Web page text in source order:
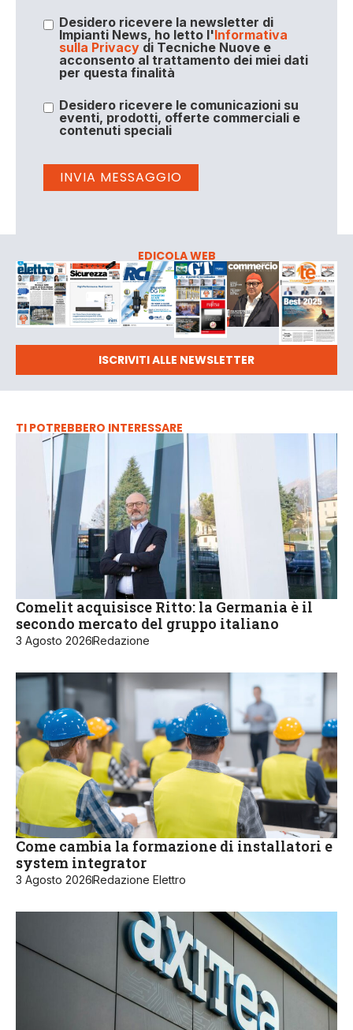
Desidero ricevere la newsletter di
Impianti News, ho letto l'Informativa
sulla Privacydi Tecniche Nuove e
acconsento al trattamento dei miei dati
per questa finalità
Desidero ricevere le comunicazioni su
eventi, prodotti, offerte commerciali e
contenuti speciali
EDICOLA WEB
ISCRIVITI ALLE NEWSLETTER
TI POTREBBERO INTERESSARE
Comelit acquisisce Ritto: la Germania è il
secondo mercato del gruppo italiano
3 Agosto 2026 Redazione
Come cambia la formazione di installatori e
system integrator
3 Agosto 2026 Redazione Elettro